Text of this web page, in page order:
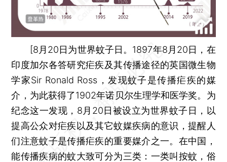
[8月20日为世界蚊子日。1897年8月20日，在
印度加尔各答研究疟疾及其传播途径的英国微生物
学家Sir Ronald Ross，发现蚊子是传播疟疾的媒
介，为此获得了1902年诺贝尔生理学和医学奖。为
纪念这一发现，8月20日被设立为世界蚊子日，以
提高公众对疟疾以及其它蚊媒疾病的意识，提醒人
们注意蚊子是传播疟疾的重要媒介之一。在中国，
能传播疾病的蚊大致可分为三类：一类叫按蚊，俗